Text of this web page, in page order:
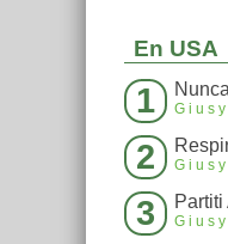
En USA
1
2
3